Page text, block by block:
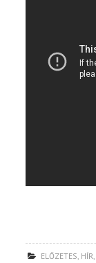
ELŐZETES HÍR